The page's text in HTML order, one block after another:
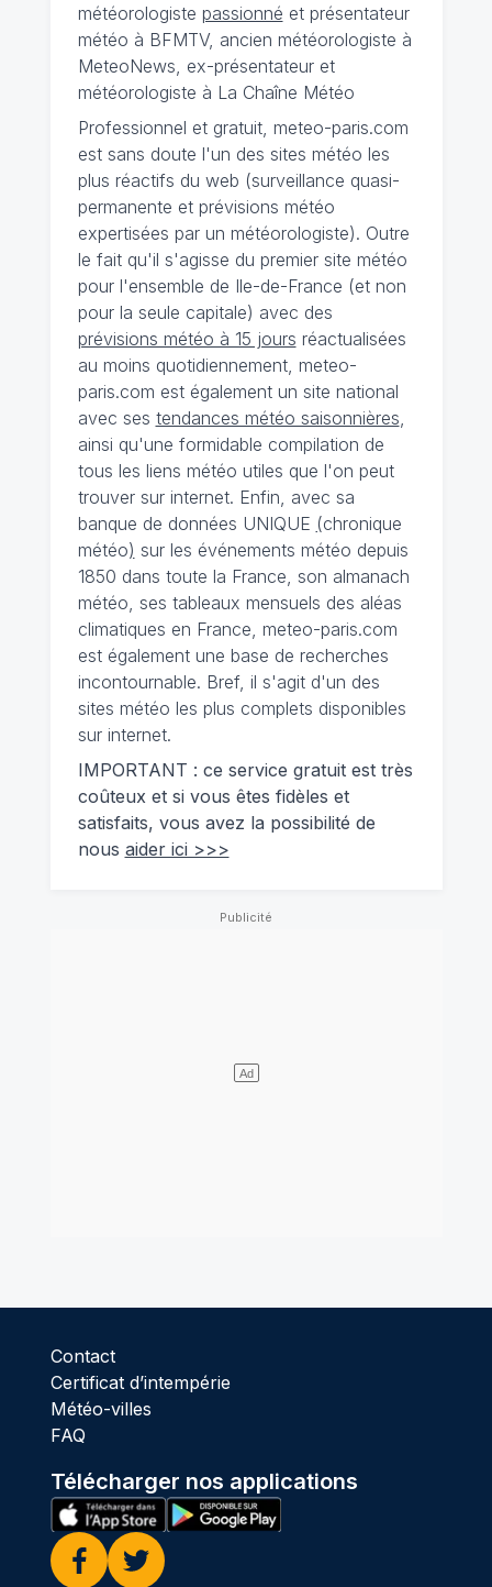
météorologiste passionné et présentateur
météo à BFMTV, ancien météorologiste à
MeteoNews, ex-présentateur et
météorologiste à La Chaîne Météo
Professionnel et gratuit, meteo-paris.com
est sans doute l'un des sites météo les
plus réactifs du web (surveillance quasi-
permanente et prévisions météo
expertisées par un météorologiste). Outre
le fait qu'il s'agisse du premier site météo
pour l'ensemble de Ile-de-France (et non
pour la seule capitale) avec des
prévisions météo à 15 jours réactualisées
au moins quotidiennement, meteo-
paris.com est également un site national
avec ses tendances météo saisonnières,
ainsi qu'une formidable compilation de
tous les liens météo utiles que l'on peut
trouver sur internet. Enfin, avec sa
banque de données UNIQUE (chronique
météo) sur les événements météo depuis
1850 dans toute la France, son almanach
météo, ses tableaux mensuels des aléas
climatiques en France, meteo-paris.com
est également une base de recherches
incontournable. Bref, il s'agit d'un des
sites météo les plus complets disponibles
sur internet.
IMPORTANT : ce service gratuit est très
coûteux et si vous êtes fidèles et
satisfaits, vous avez la possibilité de
nous aider ici >>>
Contact
Certificat d’intempérie
Météo-villes
FAQ
Télécharger nos applications